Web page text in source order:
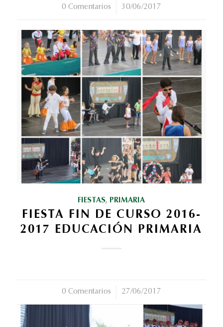
0 Comentarios
/ 30/06/2017
FIESTAS, PRIMARIA
FIESTA FIN DE CURSO 2016-
2017 EDUCACIÓN PRIMARIA
0 Comentarios
/ 27/06/2017